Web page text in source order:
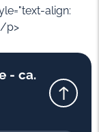
align:
p>
- ca.